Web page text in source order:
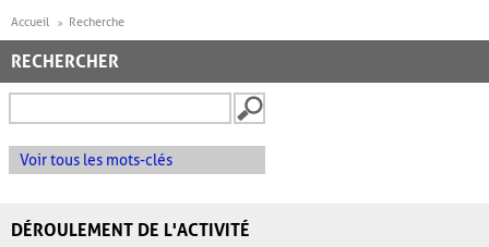
Accueil Recherche
RECHERCHER
Voir tous les mots-clés
DÉROULEMENT DE L'ACTIVITÉ